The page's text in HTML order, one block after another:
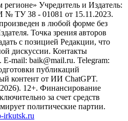
регионе» Учредитель и Издатель:
38 - 01081 от 15.11.2023.
в любой форме без
Точка зрения авторов
с позицией Редакции, что
дискуссии. Контакты
mail: baik@mail.ru. Telegram:
публикаций
контент от ИИ ChatGPT.
12+. Финансирование
за счет средств
политические партии.
irkutsk.ru